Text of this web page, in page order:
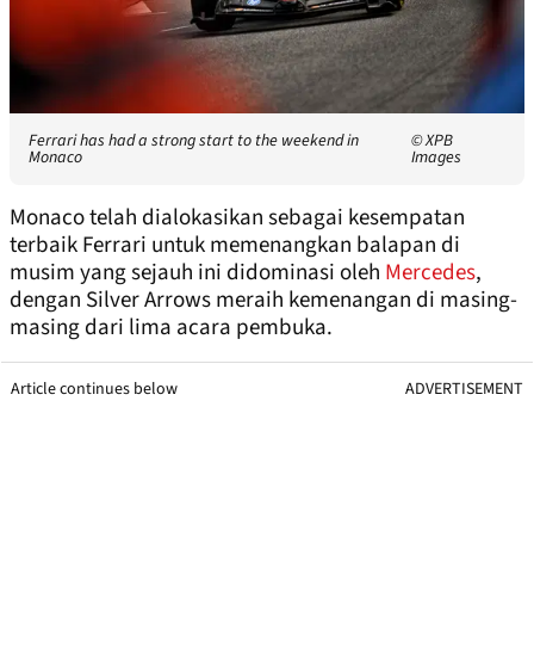
Ferrari has had a strong start to the weekend in
Monaco
© XPB
Images
Monaco telah dialokasikan sebagai kesempatan
terbaik Ferrari untuk memenangkan balapan di
musim yang sejauh ini didominasi oleh Mercedes,
dengan Silver Arrows meraih kemenangan di masing-
masing dari lima acara pembuka.
Article continues below ADVERTISEMENT